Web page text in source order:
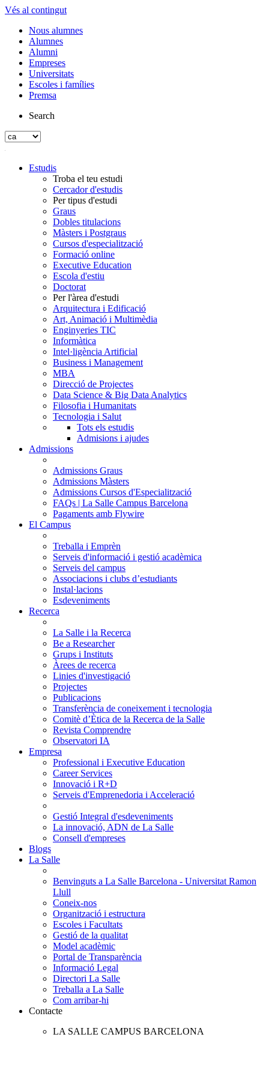
Vés al contingut
Nous alumnes
Alumnes
Alumni
Empreses
Universitats
Escoles i famílies
Premsa
Search
Estudis
Troba el teu estudi
Cercador d'estudis
Per tipus d'estudi
Graus
Dobles titulacions
Màsters i Postgraus
Cursos d'especialització
Formació online
Executive Education
Escola d'estiu
Doctorat
Per l'àrea d'estudi
Arquitectura i Edificació
Art, Animació i Multimèdia
Enginyeries TIC
Informàtica
Intel·ligència Artificial
Business i Management
MBA
Direcció de Projectes
Data Science & Big Data Analytics
Filosofia i Humanitats
Tecnologia i Salut
Tots els estudis
Admisions i ajudes
Admissions
Admissions Graus
Admissions Màsters
Admissions Cursos d'Especialització
FAQs | La Salle Campus Barcelona
Pagaments amb Flywire
El Campus
Treballa i Emprèn
Serveis d'informació i gestió acadèmica
Serveis del campus
Associacions i clubs d’estudiants
Instal·lacions
Esdeveniments
Recerca
La Salle i la Recerca
Be a Researcher
Grups i Instituts
Àrees de recerca
Linies d'investigació
Projectes
Publicacions
Transferència de coneixement i tecnologia
Comitè d’Ètica de la Recerca de la Salle
Revista Comprendre
Observatori IA
Empresa
Professional i Executive Education
Career Services
Innovació i R+D
Serveis d'Emprenedoria i Acceleració
Gestió Integral d'esdeveniments
La innovació, ADN de La Salle
Consell d'empreses
Blogs
La Salle
Benvinguts a La Salle Barcelona - Universitat Ramon
Llull
Coneix-nos
Organització i estructura
Escoles i Facultats
Gestió de la qualitat
Model acadèmic
Portal de Transparència
Informació Legal
Directori La Salle
Treballa a La Salle
Com arribar-hi
Contacte
LA SALLE CAMPUS BARCELONA